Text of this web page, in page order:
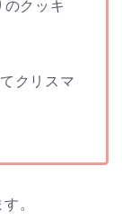
のクッキ
クリスマ
。